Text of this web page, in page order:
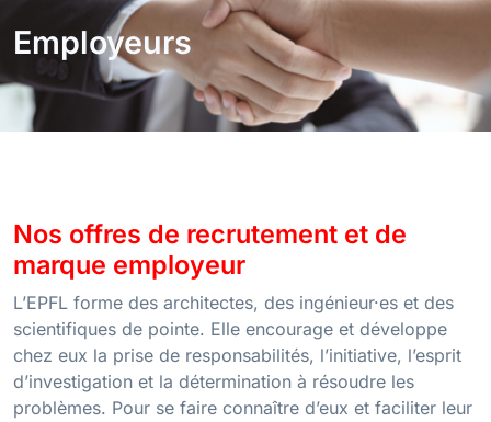
Employeurs
Nos offres de recrutement et de
marque employeur
L’EPFL forme des architectes, des ingénieur·es et des
scientifiques de pointe. Elle encourage et développe
chez eux la prise de responsabilités, l’initiative, l’esprit
d’investigation et la détermination à résoudre les
problèmes. Pour se faire connaître d’eux et faciliter leur